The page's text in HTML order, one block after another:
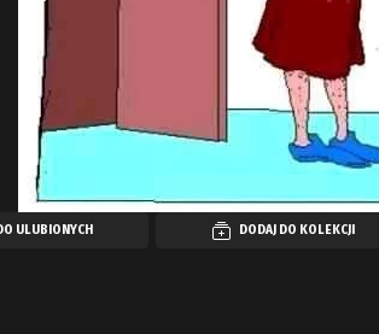
ULUBIONYCH DODAJ DO KOLEKCJI